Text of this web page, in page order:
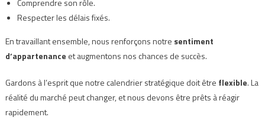
Comprendre son rôle.
Respecter les délais fixés.
En travaillant ensemble, nous renforçons notre sentiment
d’appartenance et augmentons nos chances de succès.
Gardons à l’esprit que notre calendrier stratégique doit être flexible. La
réalité du marché peut changer, et nous devons être prêts à réagir
rapidement.